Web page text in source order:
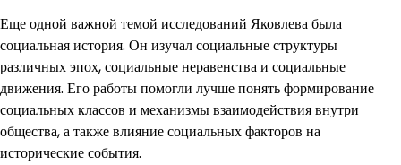
Еще одной важной темой исследований Яковлева была
социальная история. Он изучал социальные структуры
различных эпох, социальные неравенства и социальные
движения. Его работы помогли лучше понять формирование
социальных классов и механизмы взаимодействия внутри
общества, а также влияние социальных факторов на
исторические события.